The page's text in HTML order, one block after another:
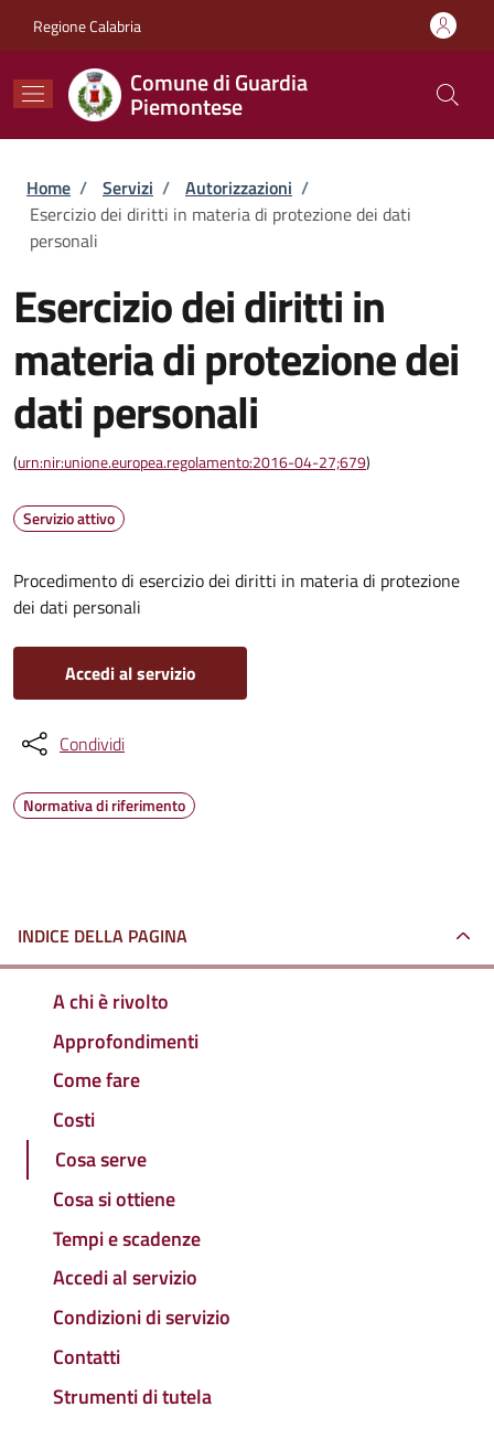
Regione Calabria
Comune di Guardia
Piemontese
Briciole di pane
Home / Servizi / Autorizzazioni /
Esercizio dei diritti in materia di protezione dei dati
personali
Esercizio dei diritti in
materia di protezione dei
dati personali
(urn:nir:unione.europea.regolamento:2016-04-27;679)
Servizio attivo
Procedimento di esercizio dei diritti in materia di protezione
dei dati personali
Accedi al servizio
Condividi
Normativa di riferimento
INDICE DELLA PAGINA
A chi è rivolto
Approfondimenti
Come fare
Costi
Cosa serve
Cosa si ottiene
Tempi e scadenze
Accedi al servizio
Condizioni di servizio
Contatti
Strumenti di tutela